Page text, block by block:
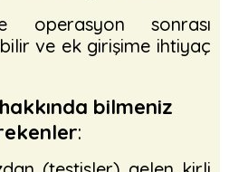
operasyon sonrası
ve ek girişime ihtiyaç
hakkında bilmeniz
: